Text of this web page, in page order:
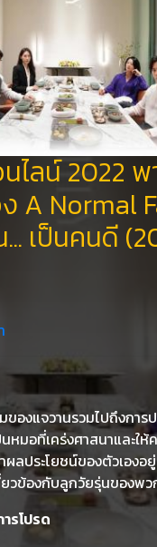
ไลน์ 2022 พ
ง A Normal
เป็นคนดี
ของแจวานรวมไปถึงการ
หมอที่เคร่งศาสนาและใ
ลประโยชน์ของตัวเองอ
วข้องกับลูกวัยรุ่นของพว
งคู่นี้
รโปรด